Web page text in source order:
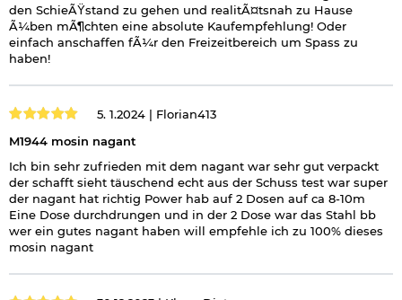
den SchieÃŸstand zu gehen und realitÃ¤tsnah zu Hause
Ã¼ben mÃ¶chten eine absolute Kaufempfehlung! Oder
einfach anschaffen fÃ¼r den Freizeitbereich um Spass zu
haben!
5. 1.2024 | Florian413
M1944 mosin nagant
Ich bin sehr zufrieden mit dem nagant war sehr gut verpackt
der schafft sieht täuschend echt aus der Schuss test war super
der nagant hat richtig Power hab auf 2 Dosen auf ca 8-10m
Eine Dose durchdrungen und in der 2 Dose war das Stahl bb
wer ein gutes nagant haben will empfehle ich zu 100% dieses
mosin nagant